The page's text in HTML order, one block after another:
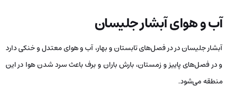
آب و هوای آبشار جلیسان
آبشار جلیسان در در فصل‌های تابستان و بهار، آب و هوای معتدل و خنکی دارد
و در فصل‌های پاییز و زمستان، بارش باران و برف باعث سرد شدن هوا در این
منطقه می‌شود.